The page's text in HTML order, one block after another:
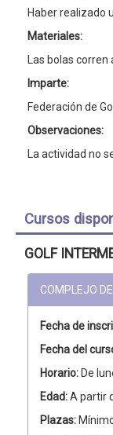
Haber realizado
Materiales:
Las bolas
Imparte:
Federación de
Observaciones:
La actividad no
Cursos
GOLF
COMPLEJO
Fecha de
Fecha del
Horario: De
Edad:A partir
Plazas: